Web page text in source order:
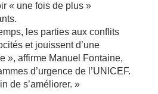
« une fois de plus »
les parties aux conflits
et jouissent d’une
», affirme Manuel Fontaine,
d’urgence de l’UNICEF.
de s’améliorer. »